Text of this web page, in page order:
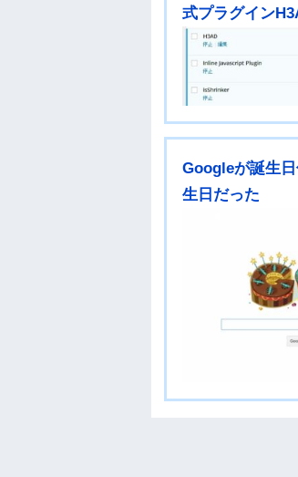
式プラグイン
Googleが誕生
生日だった